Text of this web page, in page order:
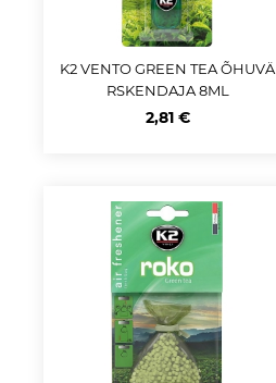
K2 VENTO GREEN TEA ÕHUVÄ
RSKENDAJA 8ML
2,81 €